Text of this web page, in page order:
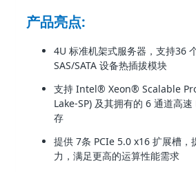
产品亮点:
4U 标准机架式服务器，支持36
SAS/SATA 设备热插拔模块
支持 Intel® Xeon® Scalable
Lake-SP) 及其拥有的 6 通道高速
存
提供 7条 PCIe 5.0 x16 扩展槽，
力，满足更高的运算性能需求